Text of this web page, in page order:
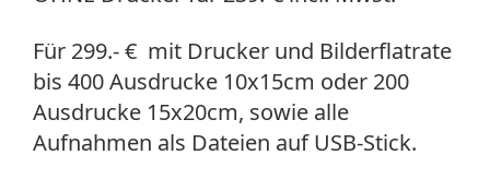
Für 299.- € mit Drucker und Bilderflatrate
bis 400 Ausdrucke 10x15cm oder 200
Ausdrucke 15x20cm, sowie alle
Aufnahmen als Dateien auf USB-Stick.